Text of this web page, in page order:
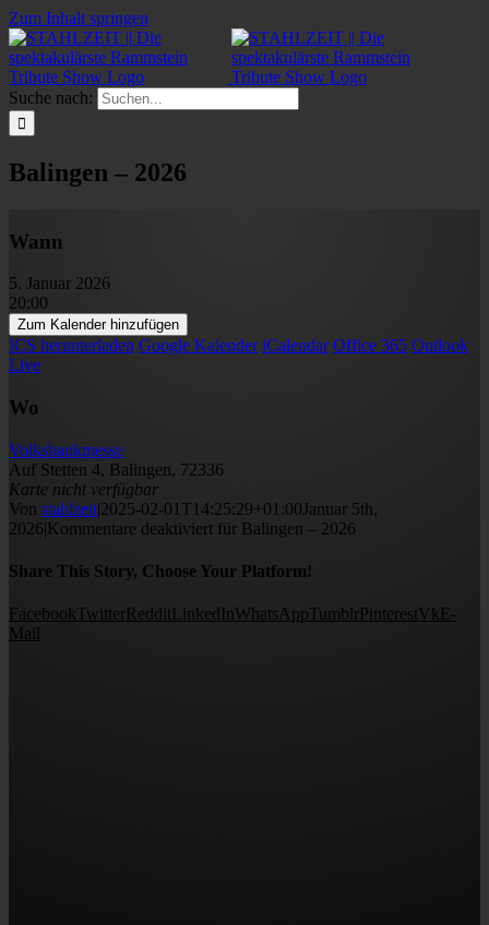
Zum Inhalt springen
Suche nach:
Balingen – 2026
Wann
5. Januar 2026
20:00
Zum Kalender hinzufügen
ICS herunterladen Google Kalender iCalendar Office 365 Outlook
Live
Wo
Volksbankmesse
Auf Stetten 4, Balingen, 72336
Karte nicht verfügbar
Von stahlzeit|2025-02-01T14:25:29+01:00 Januar 5th,
2026|Kommentare deaktiviert für Balingen – 2026
Share This Story, Choose Your Platform!
FacebookTwitterRedditLinkedInWhatsAppTumblrPinterestVk E-
Mail